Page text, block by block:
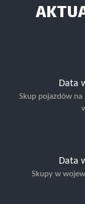
Data
Skup pojazdów
Data
Skupy w